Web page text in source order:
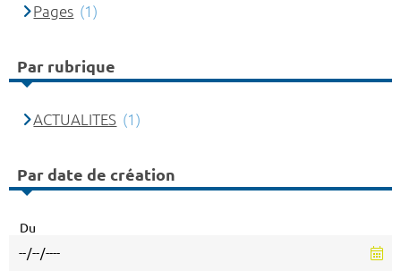
Pages (1)
Par rubrique
ACTUALITES (1)
Par date de création
Du